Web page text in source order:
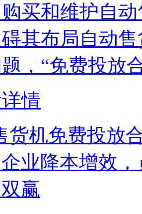
买和维护自
其布局自动
，“免费投放
情